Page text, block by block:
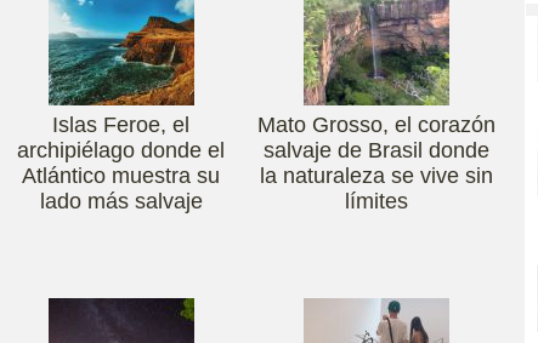
Islas Feroe, el
archipiélago donde el
Atlántico muestra su
lado más salvaje
Mato Grosso, el corazón
salvaje de Brasil donde
la naturaleza se vive sin
límites